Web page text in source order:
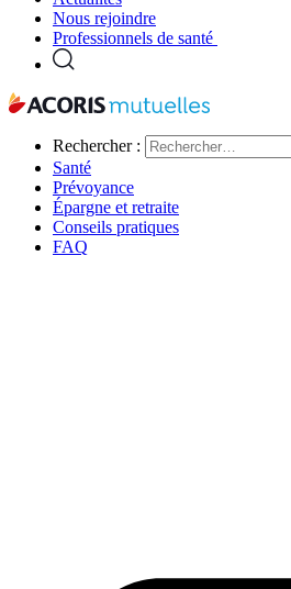
Nous rejoindre
Professionnels de santé
Rechercher :
Santé
Prévoyance
Épargne et retraite
Conseils pratiques
FAQ